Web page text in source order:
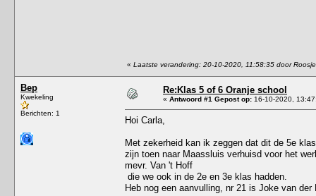
« Laatste verandering: 20-10-2020, 11:58:35 door Roosje
Bep
Kwekeling
Berichten: 1
Re:Klas 5 of 6 Oranje school
« Antwoord #1 Gepost op: 16-10-2020,
Hoi Carla,
Met zekerheid kan ik zeggen dat dit de 5e
zijn toen naar Maassluis verhuisd voor het
mevr. Van 't Hoff
die we ook in de 2e en 3e klas hadden.
Heb nog een aanvulling, nr 21 is Joke van